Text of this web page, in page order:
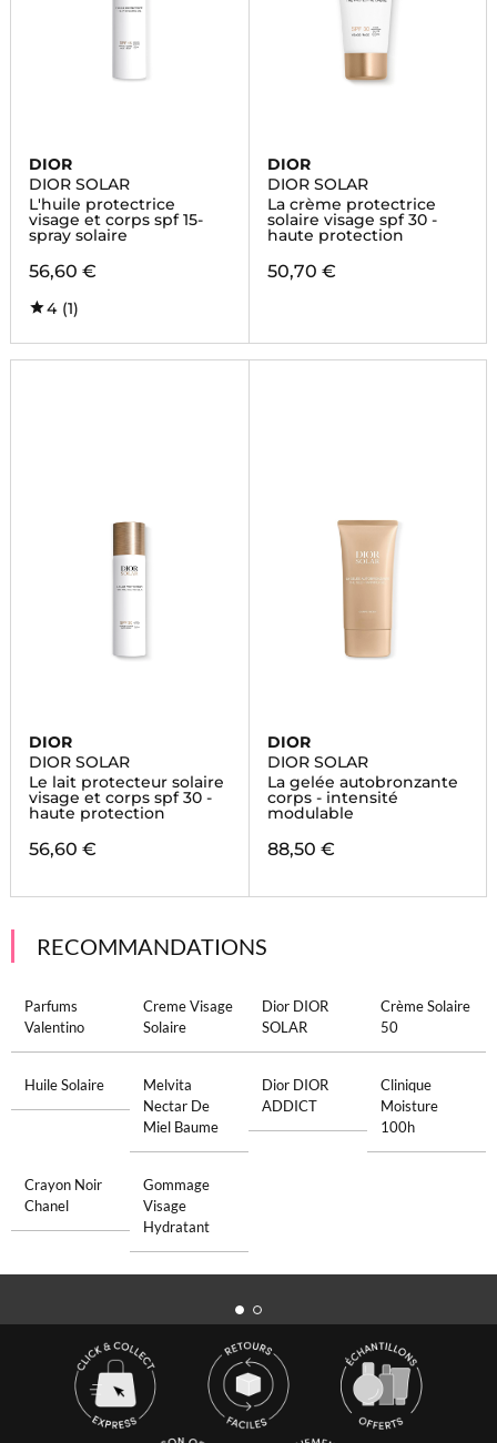
DIOR
DIOR SOLAR
L'huile protectrice
visage et corps spf 15-
spray solaire
56,60 €
4 (1)
DIOR
DIOR SOLAR
La crème protectrice
solaire visage spf 30 -
haute protection
50,70 €
DIOR
DIOR SOLAR
Le lait protecteur solaire
visage et corps spf 30 -
haute protection
56,60 €
DIOR
DIOR SOLAR
La gelée autobronzante
corps - intensité
modulable
88,50 €
RECOMMANDATIONS
Parfums
Valentino
Creme Visage
Solaire
Dior DIOR
SOLAR
Crème Solaire
50
Huile Solaire
Melvita
Nectar De
Miel Baume
Dior DIOR
ADDICT
Clinique
Moisture
100h
Crayon Noir
Chanel
Gommage
Visage
Hydratant